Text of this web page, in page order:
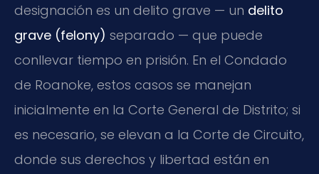
designación es un delito grave — un delito
grave (felony) separado — que puede
conllevar tiempo en prisión. En el Condado
de Roanoke, estos casos se manejan
inicialmente en la Corte General de Distrito; si
es necesario, se elevan a la Corte de Circuito,
donde sus derechos y libertad están en